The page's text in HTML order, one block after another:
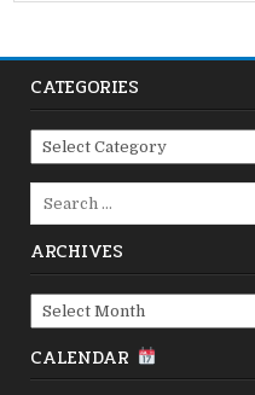
CATEGORIES
Categories
ARCHIVES
Archives
CALENDAR